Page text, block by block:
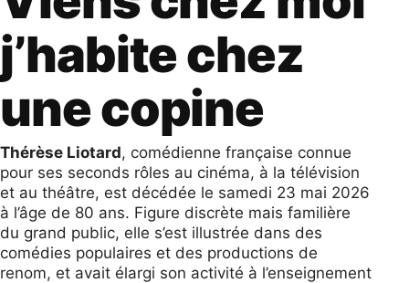
j’habite chez
une copine
Thérèse Liotard, comédienne française connue
pour ses seconds rôles au cinéma, à la télévision
et au théâtre, est décédée le samedi 23 mai 2026
à l’âge de 80 ans. Figure discrète mais familière
du grand public, elle s’est illustrée dans des
comédies populaires et des productions de
renom, et avait élargi son activité à l’enseignement